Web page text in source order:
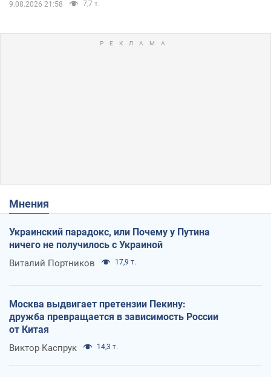
9.08.2026 21:58 7,7 т.
Мнения
Украинский парадокс, или Почему у Путина
ничего не получилось с Украиной
Виталий Портников 17,9 т.
Москва выдвигает претензии Пекину:
дружба превращается в зависимость России
от Китая
Виктор Каспрук 14,3 т.